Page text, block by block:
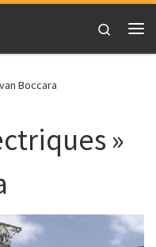
Search
Boccara
»